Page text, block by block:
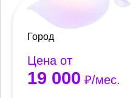
Город
Цена от
19 000 ₽/мес.